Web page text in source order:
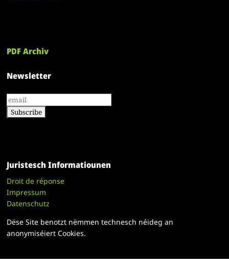
PDF Archiv
Newsletter
Juristesch Informatiounen
Droit de réponse
Impressum
Datenschutz
Dëse Site benotzt nëmmen technesch néideg an
anonymiséiert Cookies.